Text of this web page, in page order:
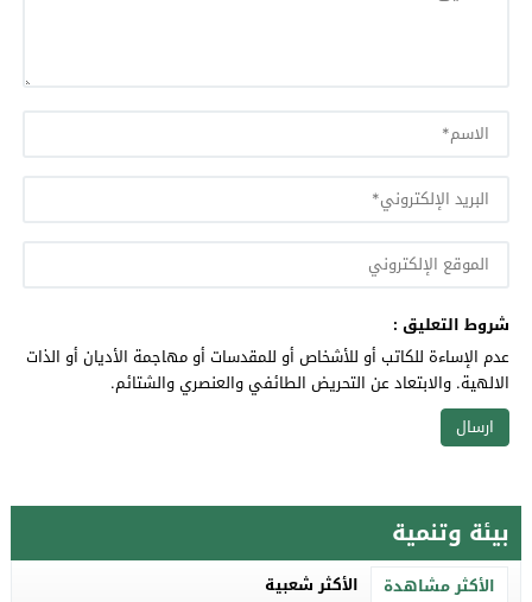
شروط التعليق :
عدم الإساءة للكاتب أو للأشخاص أو للمقدسات أو مهاجمة الأديان أو الذات
الالهية. والابتعاد عن التحريض الطائفي والعنصري والشتائم.
بيئة وتنمية
الأكثر مشاهدة الأكثر شعبية